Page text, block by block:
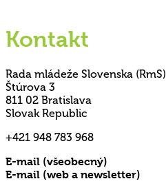
Kontakt
Rada mládeže Slovenska (RmS)
Štúrova 3
811 02 Bratislava
Slovak Republic
+421 948 783 968
E-mail (všeobecný)
E-mail (web a newsletter)